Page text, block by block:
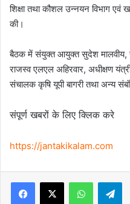
शिक्षा तथा कौशल उन्नयन विभाग एवं
की।
बैठक में संयुक्त आयुक्त सुदेश मालवीय,
राजस्व एलएल अहिरवार, अधीक्षण
संचालक कृषि यूपी बागरी तथा अन्य
संपूर्ण खबरों के लिए क्लिक करे
https://jantakikalam.com
Facebook
X WhatsApp